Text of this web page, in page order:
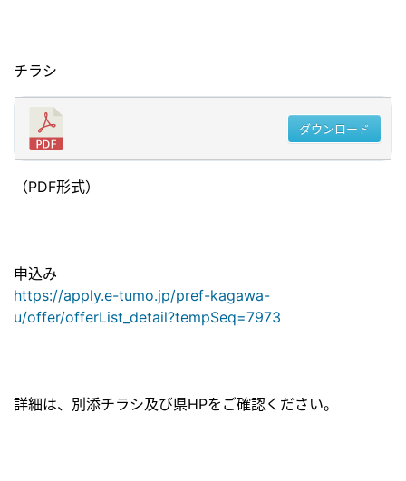
チラシ
ダウンロード
（PDF形式）
申込み
https://apply.e-tumo.jp/pref-kagawa-
u/offer/offerList_detail?tempSeq=7973
詳細は、別添チラシ及び県HPをご確認ください。